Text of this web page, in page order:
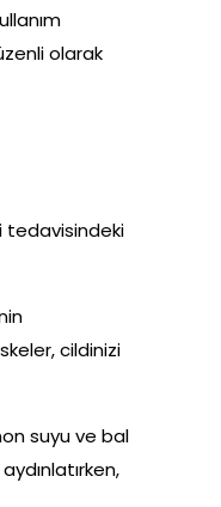
olarak
tedavisindeki
cildinizi
suyu ve bal